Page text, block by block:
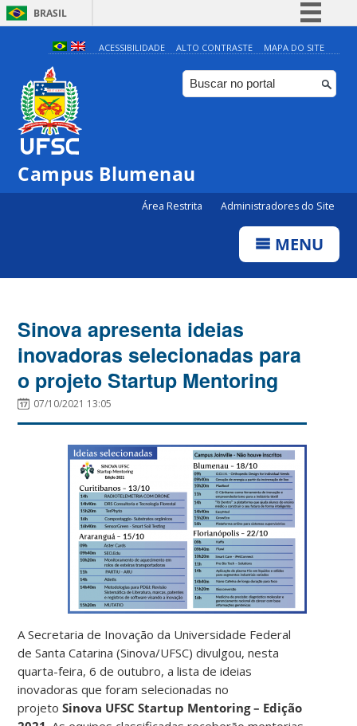
BRASIL
Simplifique!
Comunica BR
Participe
ACESSIBILIDADE ALTO CONTRASTE MAPA DO SITE
Campus Blumenau
Área Restrita Administradores do Site
MENU
Sinova apresenta ideias
inovadoras selecionadas para
o projeto Startup Mentoring
07/10/2021 13:05
A Secretaria de Inovação da Universidade Federal
de Santa Catarina (Sinova/UFSC) divulgou, nesta
quarta-feira, 6 de outubro, a lista de ideias
inovadoras que foram selecionadas no
projetoSinova UFSC Startup Mentoring – Edição